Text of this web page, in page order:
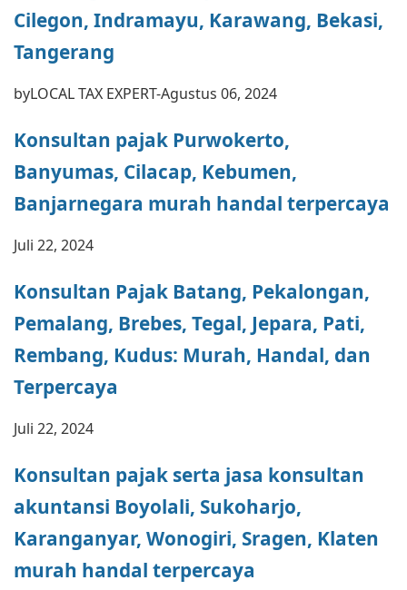
Cilegon, Indramayu, Karawang, Bekasi,
Tangerang
byLOCAL TAX EXPERT-Agustus 06, 2024
Konsultan pajak Purwokerto,
Banyumas, Cilacap, Kebumen,
Banjarnegara murah handal terpercaya
Juli 22, 2024
Konsultan Pajak Batang, Pekalongan,
Pemalang, Brebes, Tegal, Jepara, Pati,
Rembang, Kudus: Murah, Handal, dan
Terpercaya
Juli 22, 2024
Konsultan pajak serta jasa konsultan
akuntansi Boyolali, Sukoharjo,
Karanganyar, Wonogiri, Sragen, Klaten
murah handal terpercaya